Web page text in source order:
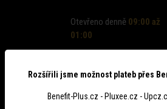
Otevřeno denně 09:00 až
01:00
Rozšířili jsme možnost plateb přes
Benefit-Plus.cz - Pluxee.cz -